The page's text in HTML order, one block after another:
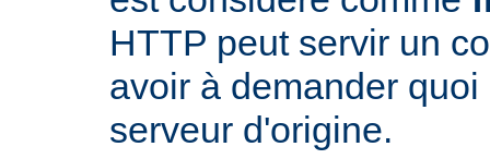
HTTP peut servir un
avoir à demander
serveur d'origine.